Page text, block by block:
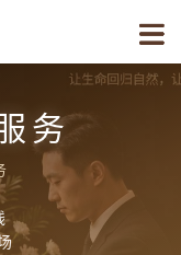
务